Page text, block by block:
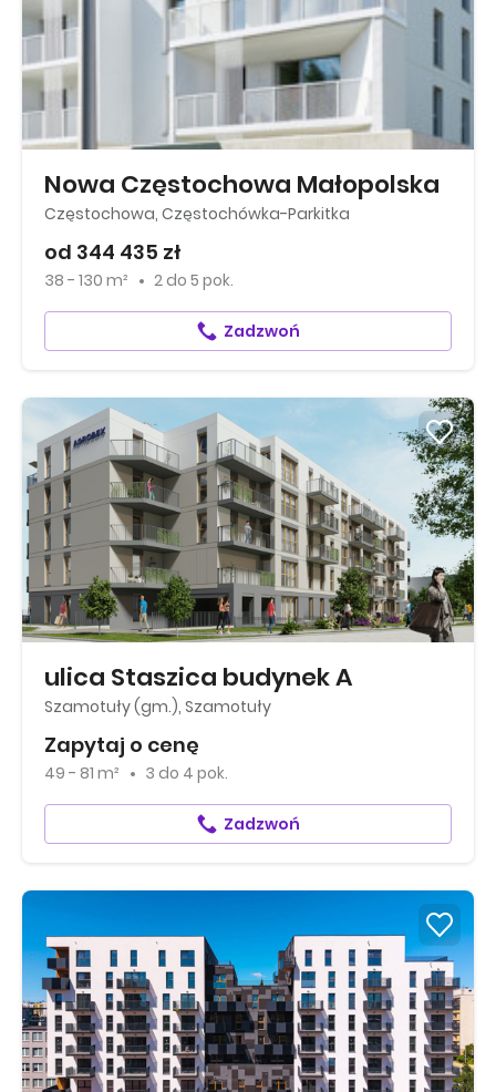
Nowa Częstochowa Małopolska
Częstochowa, Częstochówka-Parkitka
od 344 435 zł
38 - 130 m² 2 do 5 pok.
Zadzwoń
ulica Staszica budynek A
Szamotuły (gm.), Szamotuły
Zapytaj o cenę
49 - 81 m² 3 do 4 pok.
Zadzwoń